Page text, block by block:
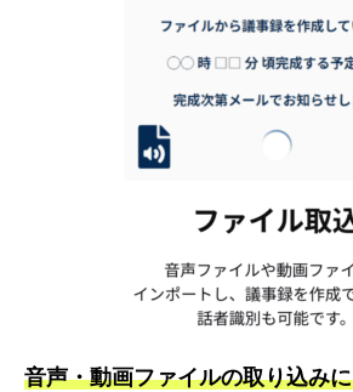
音声・動画ファイルの取り込み